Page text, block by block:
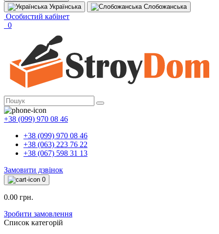
Українська
Слобожанська
Особистий кабінет
0
+38 (099) 970 08 46
+38 (099) 970 08 46
+38 (063) 223 76 22
+38 (067) 598 31 13
Замовити дзвінок
0
0.00 грн.
Зробити замовлення
Список категорій